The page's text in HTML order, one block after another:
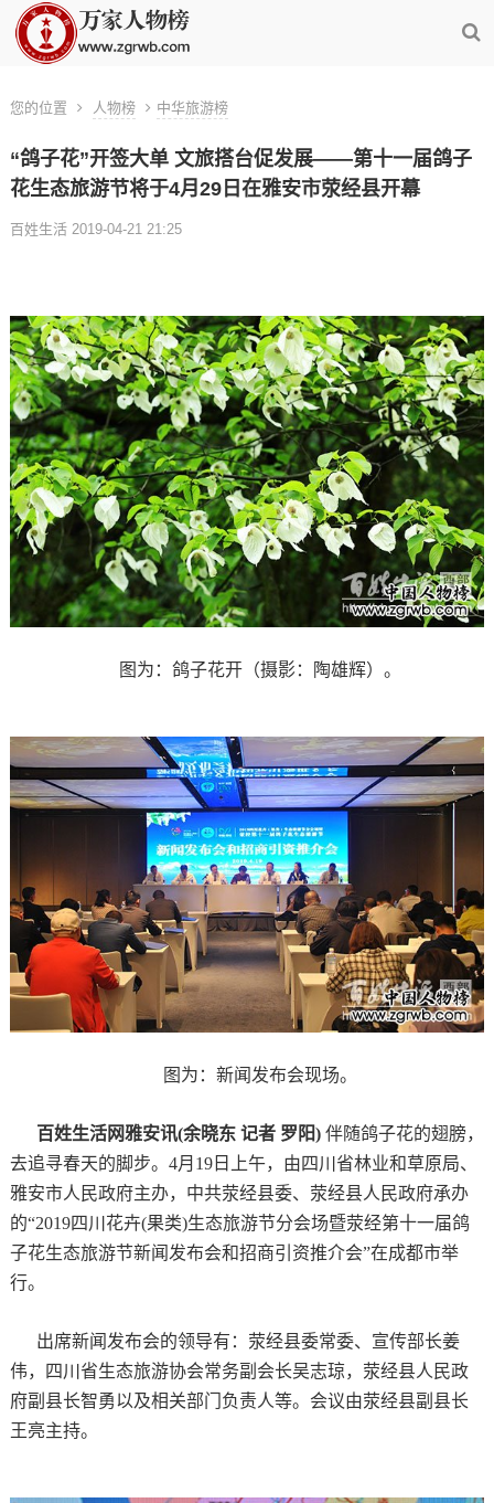
您的位置 人物榜 中华旅游榜
“鸽子花”开签大单 文旅搭台促发展——第十一届鸽子
花生态旅游节将于4月29日在雅安市荥经县开幕
百姓生活 2019-04-21 21:25
图为：鸽子花开（摄影：陶雄辉） 。
图为：新闻发布会现场。
百姓生活网雅安讯(余晓东 记者 罗阳) 伴随鸽子花的翅膀，
去追寻春天的脚步。4月19日上午，由四川省林业和草原局、
雅安市人民政府主办，中共荥经县委、荥经县人民政府承办
的“2019四川花卉(果类)生态旅游节分会场暨荥经第十一届鸽
子花生态旅游节新闻发布会和招商引资推介会”在成都市举
行。
出席新闻发布会的领导有：荥经县委常委、宣传部长姜
伟，四川省生态旅游协会常务副会长吴志琼，荥经县人民政
府副县长智勇以及相关部门负责人等。会议由荥经县副县长
王亮主持。